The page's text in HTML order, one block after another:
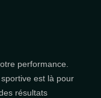
performance.
est là pour
résultats